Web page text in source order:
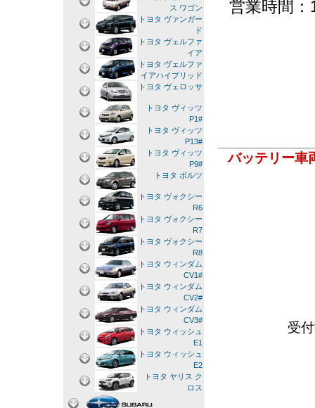
営業時間
バッテリー車
受
ス ワゴン
トヨタ ヴァンガー
ド
トヨタ ヴェルファ
イア
トヨタ ヴェルファ
イアハイブリッド
トヨタ ヴェロッサ
トヨタ ヴィッツ
P1#
トヨタ ヴィッツ
P13#
トヨタ ヴィッツ
P9#
トヨタ ボルツ
トヨタ ヴォクシー
R6
トヨタ ヴォクシー
R7
トヨタ ヴォクシー
R8
トヨタ ウィンダム
CV1#
トヨタ ウィンダム
CV2#
トヨタ ウィンダム
CV3#
トヨタ ウィッシュ
E1
トヨタ ウィッシュ
E2
トヨタ ヤリス ク
ロス